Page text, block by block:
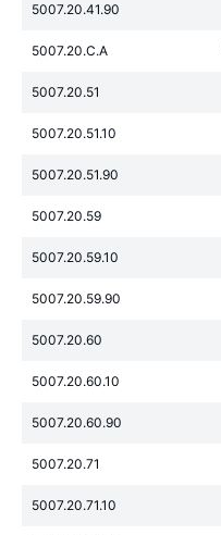
5007.20.41.90
5007.20.C.A
5007.20.51
5007.20.51.10
5007.20.51.90
5007.20.59
5007.20.59.10
5007.20.59.90
5007.20.60
5007.20.60.10
5007.20.60.90
5007.20.71
5007.20.71.10